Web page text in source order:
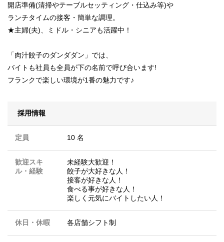
開店準備(清掃やテーブルセッティング・仕込み等)や
ランチタイムの接客・簡単な調理。
★主婦(夫)、ミドル・シニアも活躍中！
「肉汁餃子のダンダダン」では、
バイトも社員も全員が下の名前で呼び合います!
フランクで楽しい環境が1番の魅力です♪
採用情報
定員 10 名
歓迎スキ
ル・経験
未経験大歓迎！
餃子が大好きな人！
接客が好きな人！
食べる事が好きな人！
楽しく元気にバイトしたい人！
休日・休暇 各店舗シフト制